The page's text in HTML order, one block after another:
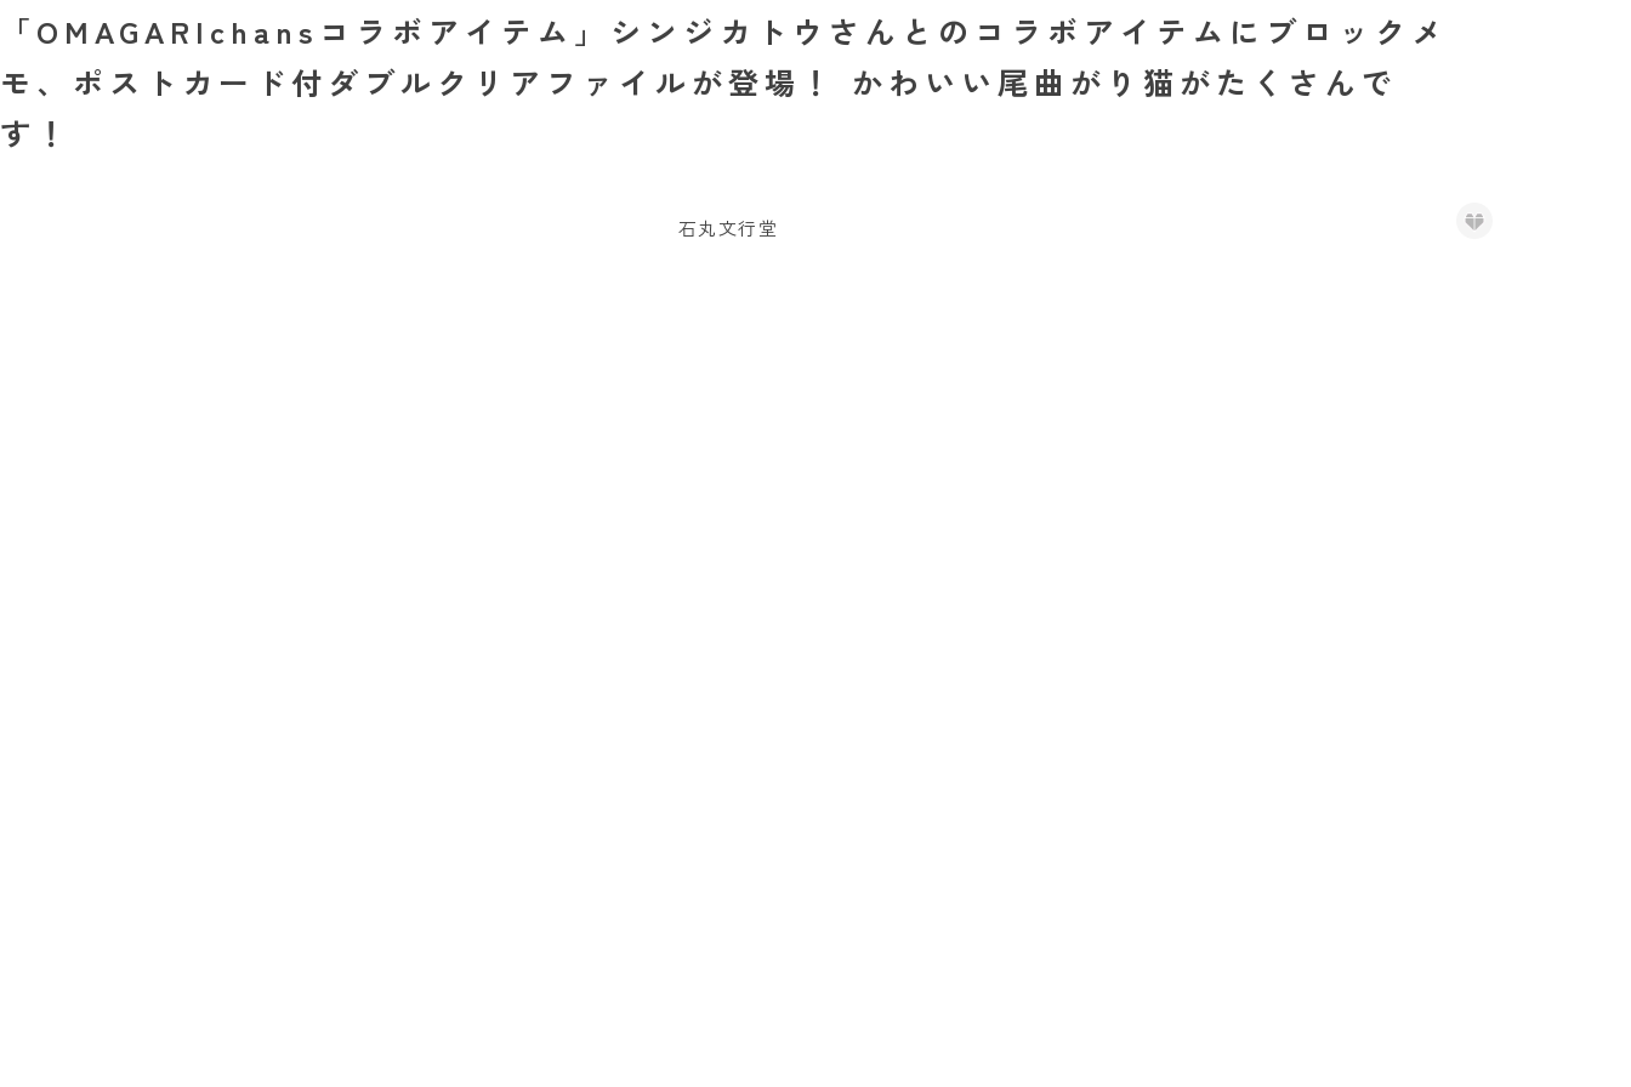
「OMAGARIchansコラボアイテム」シンジカトウさんとのコラボアイテムにブロックメ
モ、ポストカード付ダブルクリアファイルが登場！ かわいい尾曲がり猫がたくさんで
す！
石丸文行堂